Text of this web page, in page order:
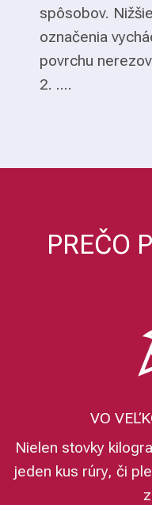
spôsobov.
označenia
povrchu
2. ....
PREČO
VO
Nielen stovky
jeden kus rúry, či